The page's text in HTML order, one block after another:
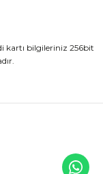
kartı bilgileriniz 256bit